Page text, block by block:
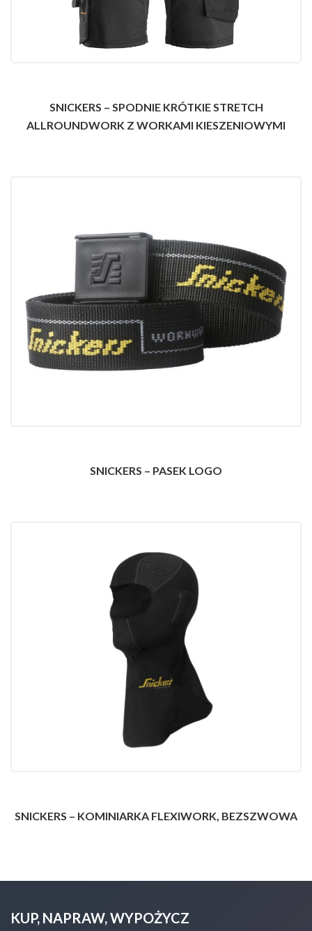
SNICKERS – SPODNIE KRÓTKIE STRETCH
ALLROUNDWORK Z WORKAMI KIESZENIOWYMI
SNICKERS – PASEK LOGO
SNICKERS – KOMINIARKA FLEXIWORK, BEZSZWOWA
KUP, NAPRAW, WYPOŻYCZ